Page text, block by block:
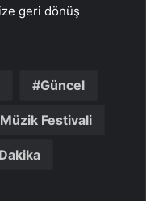
geri dönüş
Güncel
Müzik Festivali